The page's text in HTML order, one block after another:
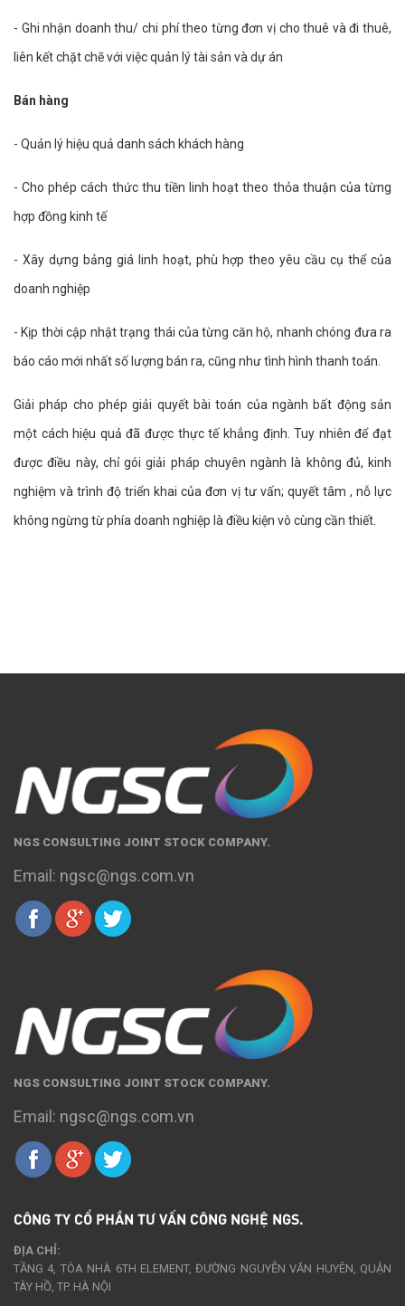
- Ghi nhận doanh thu/ chi phí theo từng đơn vị cho thuê và đi thuê,
liên kết chặt chẽ với việc quản lý tài sản và dự án
Bán hàng
- Quản lý hiệu quả danh sách khách hàng
-Cho phép cách thức thu tiền linh hoạt theo thỏa thuận của từng
hợp đồng kinh tế
- Xây dựng bảng giá linh hoạt, phù hợp theo yêu cầu cụ thể của
doanh nghiệp
- Kịp thời cập nhật trạng thái của từng căn hộ, nhanh chóng đưa ra
báo cáo mới nhất số lượng bán ra, cũng như tình hình thanh toán.
Giải pháp cho phép giải quyết bài toán của ngành bất động sản
một cách hiệu quả đã được thực tế khẳng định. Tuy nhiên để đạt
được điều này, chỉ gói giải pháp chuyên ngành là không đủ, kinh
nghiệm và trình độ triển khai của đơn vị tư vấn; quyết tâm , nỗ lực
không ngừng từ phía doanh nghiệp là điều kiện vô cùng cần thiết.
NGS CONSULTING JOINT STOCK COMPANY.
Email: ngsc@ngs.com.vn
NGS CONSULTING JOINT STOCK COMPANY.
Email: ngsc@ngs.com.vn
CÔNG TY CỔ PHẦN TƯ VẤN CÔNG NGHỆ NGS.
ĐỊA CHỈ:
TẦNG 4, TÒA NHÀ 6TH ELEMENT, ĐƯỜNG NGUYỄN VĂN HUYÊN, QUẬN
TÂY HỒ, TP. HÀ NỘI